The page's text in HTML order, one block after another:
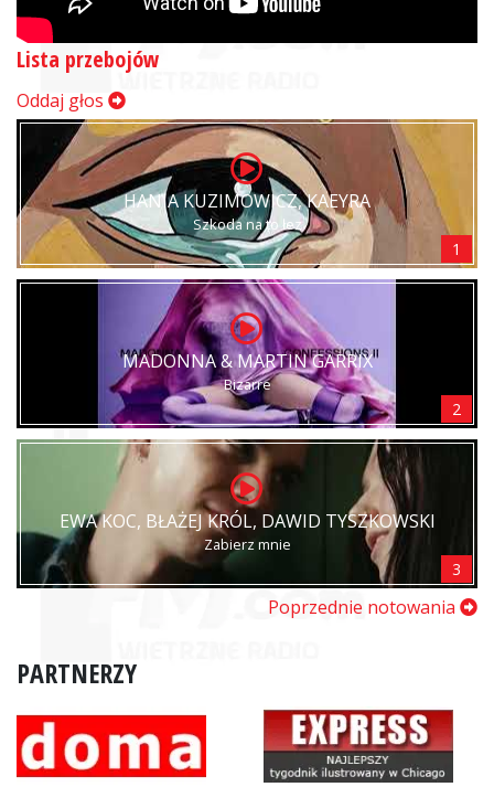
Lista przebojów
Oddaj głos
HANIA KUZIMOWICZ, KAEYRA
Szkoda na to łez
1
MADONNA & MARTIN GARRIX
Bizarre
2
EWA KOC, BŁAŻEJ KRÓL, DAWID TYSZKOWSKI
Zabierz mnie
3
Poprzednie notowania
PARTNERZY